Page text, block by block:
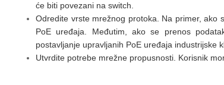
će biti povezani na switch.
Odredite vrste mrežnog protoka. Na primer, ako
PoE uređaja. Međutim, ako se prenos
postavljanje upravljanih PoE uređaja industrijske
Utvrdite potrebe mrežne propusnosti. Korisnik